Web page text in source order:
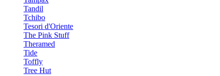
Tandil
Tchibo
Tesori d'Oriente
The Pink Stuff
Theramed
Tide
Toffly
Tree Hut